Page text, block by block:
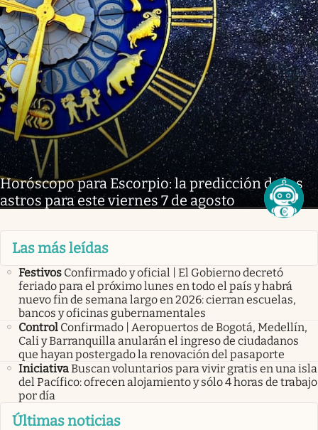
Horóscopo para Escorpio: la predicción de los
astros para este viernes 7 de agosto
Las más leídas
Festivos Confirmado y oficial | El Gobierno decretó
feriado para el próximo lunes en todo el país y habrá
nuevo fin de semana largo en 2026: cierran escuelas,
bancos y oficinas gubernamentales
Control Confirmado | Aeropuertos de Bogotá, Medellín,
Cali y Barranquilla anularán el ingreso de ciudadanos
que hayan postergado la renovación del pasaporte
IniciativaBuscan voluntarios para vivir gratis en una isla
del Pacífico: ofrecen alojamiento y sólo 4 horas de trabajo
por día
Últimas noticias